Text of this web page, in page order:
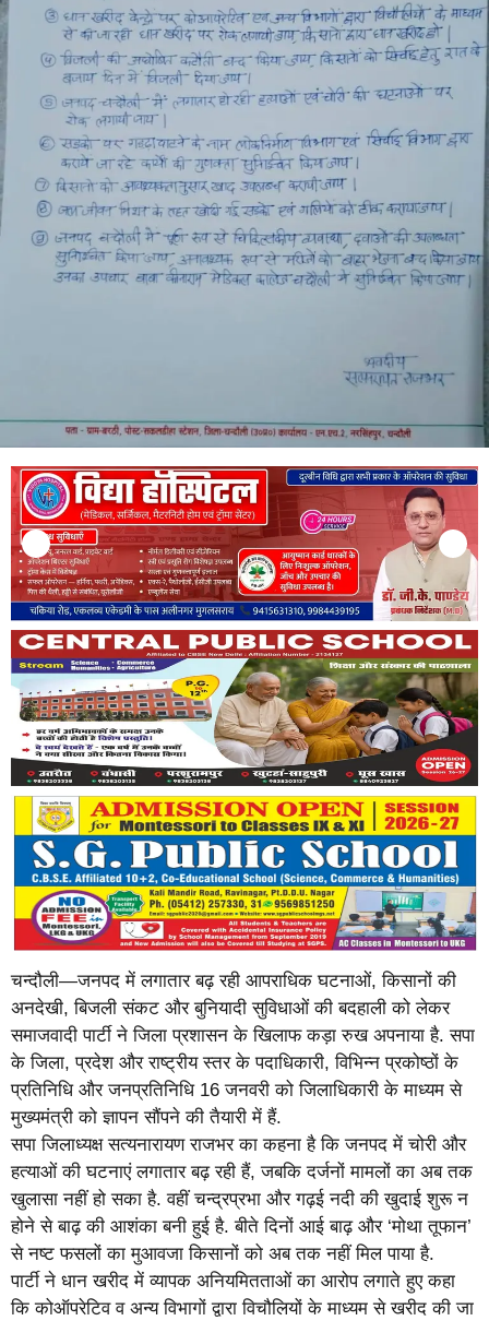
चन्दौली—जनपद में लगातार बढ़ रही आपराधिक घटनाओं, किसानों की
अनदेखी, बिजली संकट और बुनियादी सुविधाओं की बदहाली को लेकर
समाजवादी पार्टी ने जिला प्रशासन के खिलाफ कड़ा रुख अपनाया है. सपा
के जिला, प्रदेश और राष्ट्रीय स्तर के पदाधिकारी, विभिन्न प्रकोष्ठों के
प्रतिनिधि और जनप्रतिनिधि 16 जनवरी को जिलाधिकारी के माध्यम से
मुख्यमंत्री को ज्ञापन सौंपने की तैयारी में हैं.
सपा जिलाध्यक्ष सत्यनारायण राजभर का कहना है कि जनपद में चोरी और
हत्याओं की घटनाएं लगातार बढ़ रही हैं, जबकि दर्जनों मामलों का अब तक
खुलासा नहीं हो सका है. वहीं चन्द्रप्रभा और गढ़ई नदी की खुदाई शुरू न
होने से बाढ़ की आशंका बनी हुई है. बीते दिनों आई बाढ़ और ‘मोथा तूफान’
से नष्ट फसलों का मुआवजा किसानों को अब तक नहीं मिल पाया है.
पार्टी ने धान खरीद में व्यापक अनियमितताओं का आरोप लगाते हुए कहा
कि कोऑपरेटिव व अन्य विभागों द्वारा विचौलियों के माध्यम से खरीद की जा